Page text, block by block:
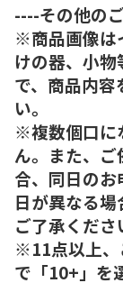
----その他の
※商品画像は
けの器、小物
で、商品内
い。
※複数個口に
ん。また、
合、同日の
日が異なる
ご了承くださ
※11点以上、
で「10+」を